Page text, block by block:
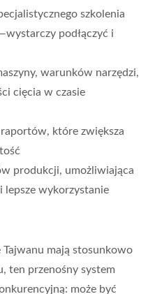
szkolenia
podłączyć i
warunków narzędzi,
cięcia w czasie
które zwiększa
produkcji, umożliwiająca
lepsze wykorzystanie
mają stosunkowo
ten przenośny system
może być